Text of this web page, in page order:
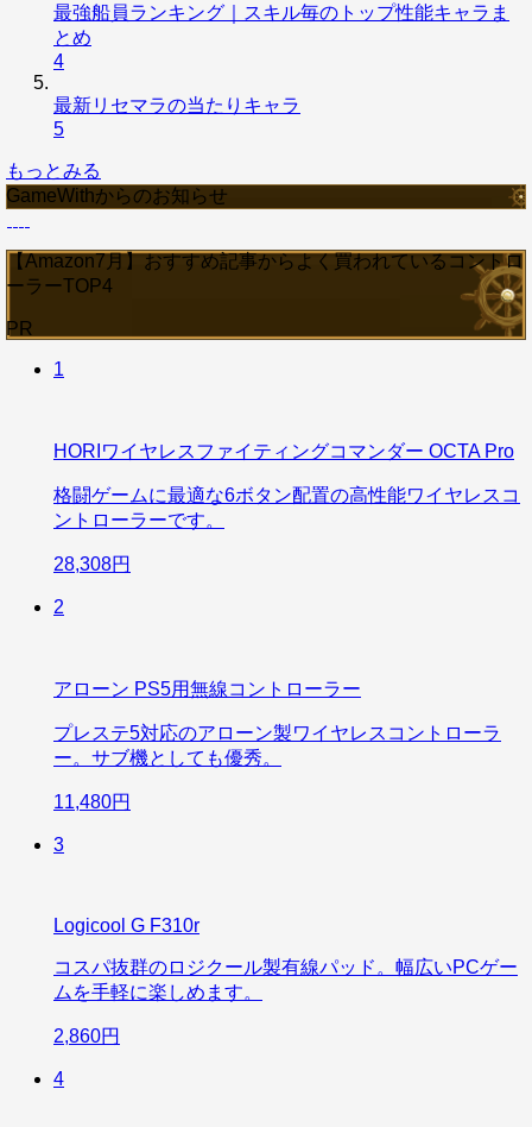
最強船員ランキング｜スキル毎のトップ性能キャラま
とめ
4
最新リセマラの当たりキャラ
5
もっとみる
GameWithからのお知らせ
【Amazon7月】おすすめ記事からよく買われているコントロ
ーラーTOP4
PR
1
HORIワイヤレスファイティングコマンダー OCTA Pro
格闘ゲームに最適な6ボタン配置の高性能ワイヤレスコ
ントローラーです。
28,308円
2
アローン PS5用無線コントローラー
プレステ5対応のアローン製ワイヤレスコントローラ
ー。サブ機としても優秀。
11,480円
3
Logicool G F310r
コスパ抜群のロジクール製有線パッド。幅広いPCゲー
ムを手軽に楽しめます。
2,860円
4